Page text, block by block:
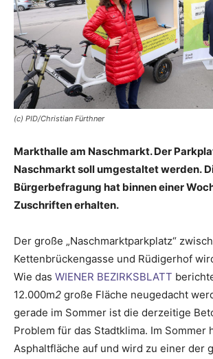
(c) PID/Christian Fürthner
Markthalle am Naschmarkt. Der
Naschmarkt soll umgestaltet werden.
Bürgerbefragung hat binnen einer
Zuschriften erhalten.
Der große „Naschmarktparkplatz“
Kettenbrückengasse und Rüdigerhof
Wie das WIENER BEZIRKSBLATT
12.000m2 große Fläche neugedacht
gerade im Sommer ist die derzeitige
Problem für das Stadtklima. Im Sommer
Asphaltfläche auf und wird zu einer der